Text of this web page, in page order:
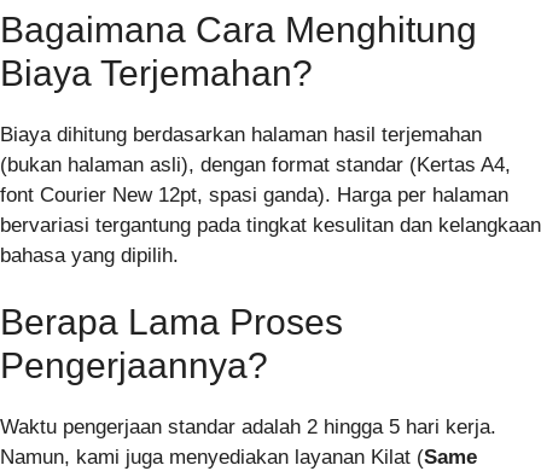
Bagaimana Cara Menghitung
Biaya Terjemahan?
Biaya dihitung berdasarkan halaman hasil terjemahan
(bukan halaman asli), dengan format standar (Kertas A4,
font Courier New 12pt, spasi ganda). Harga per halaman
bervariasi tergantung pada tingkat kesulitan dan kelangkaan
bahasa yang dipilih.
Berapa Lama Proses
Pengerjaannya?
Waktu pengerjaan standar adalah 2 hingga 5 hari kerja.
Namun, kami juga menyediakan layanan Kilat (Same